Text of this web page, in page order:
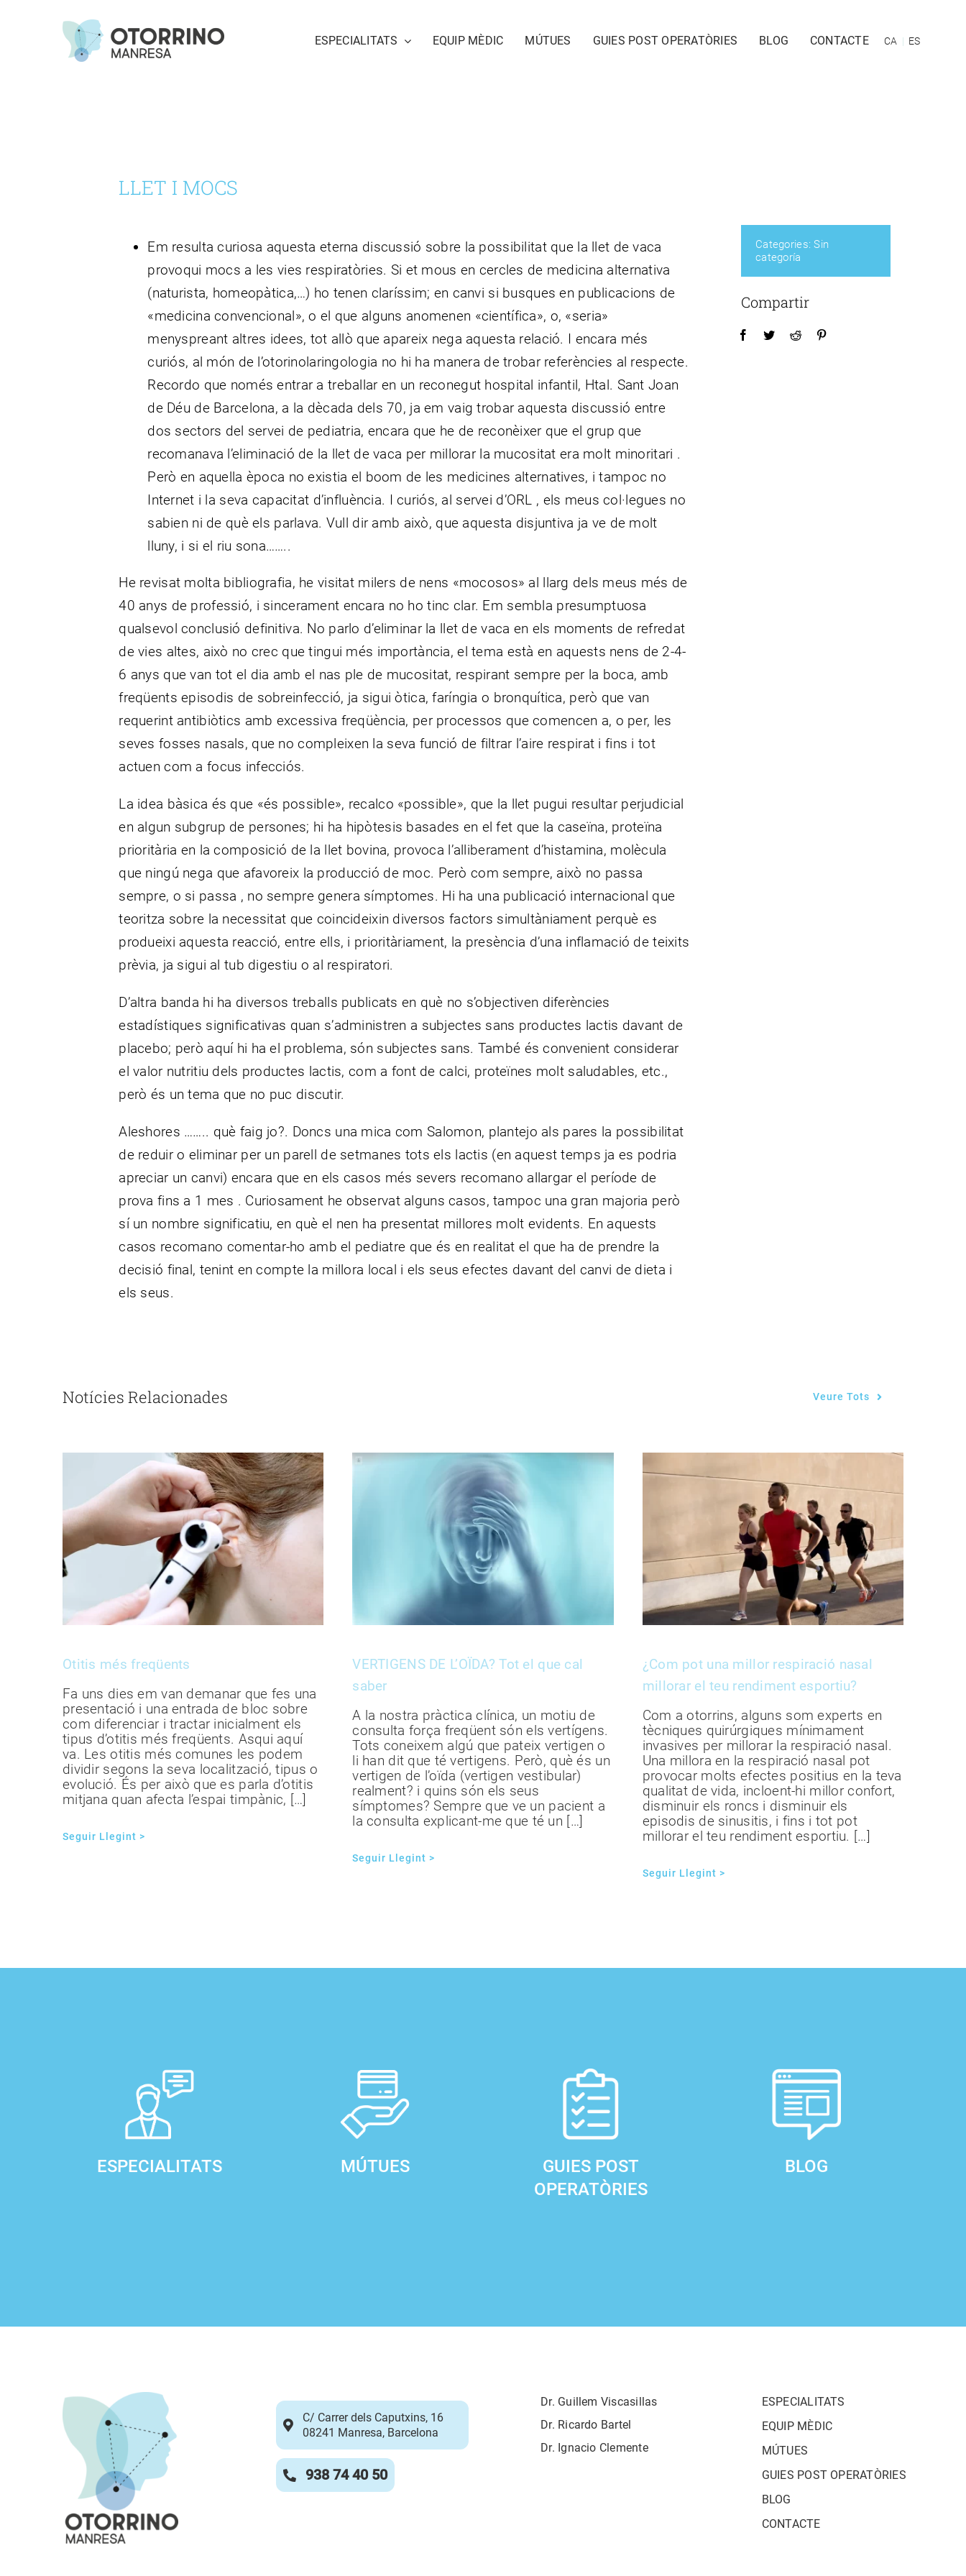
ESPECIALITATS EQUIP MÈDIC MÚTUES GUIES POST OPERATÒRIES BLOG CONTACTE CA ES
LLET I MOCS
Em resulta curiosa aquesta eterna discussió sobre la possibilitat que la llet de vaca
provoqui mocs a les vies respiratòries. Si et mous en cercles de medicina alternativa
(naturista, homeopàtica,…) ho tenen claríssim; en canvi si busques en publicacions de
«medicina convencional», o el que alguns anomenen «científica», o, «seria»
menyspreant altres idees, tot allò que apareix nega aquesta relació. I encara més
curiós, al món de l’otorinolaringologia no hi ha manera de trobar referències al respecte.
Recordo que només entrar a treballar en un reconegut hospital infantil, Htal. Sant Joan
de Déu de Barcelona, a la dècada dels 70, ja em vaig trobar aquesta discussió entre
dos sectors del servei de pediatria, encara que he de reconèixer que el grup que
recomanava l’eliminació de la llet de vaca per millorar la mucositat era molt minoritari .
Però en aquella època no existia el boom de les medicines alternatives, i tampoc no
Internet i la seva capacitat d’influència. I curiós, al servei d’ORL , els meus col·legues no
sabien ni de què els parlava. Vull dir amb això, que aquesta disjuntiva ja ve de molt
lluny, i si el riu sona……..
He revisat molta bibliografia, he visitat milers de nens «mocosos» al llarg dels meus més de
40 anys de professió, i sincerament encara no ho tinc clar. Em sembla presumptuosa
qualsevol conclusió definitiva. No parlo d’eliminar la llet de vaca en els moments de refredat
de vies altes, això no crec que tingui més importància, el tema està en aquests nens de 2-4-
6 anys que van tot el dia amb el nas ple de mucositat, respirant sempre per la boca, amb
freqüents episodis de sobreinfecció, ja sigui òtica, faríngia o bronquítica, però que van
requerint antibiòtics amb excessiva freqüència, per processos que comencen a, o per, les
seves fosses nasals, que no compleixen la seva funció de filtrar l’aire respirat i fins i tot
actuen com a focus infecciós.
La idea bàsica és que «és possible», recalco «possible», que la llet pugui resultar perjudicial
en algun subgrup de persones; hi ha hipòtesis basades en el fet que la caseïna, proteïna
prioritària en la composició de la llet bovina, provoca l’alliberament d’histamina, molècula
que ningú nega que afavoreix la producció de moc. Però com sempre, això no passa
sempre, o si passa , no sempre genera símptomes. Hi ha una publicació internacional que
teoritza sobre la necessitat que coincideixin diversos factors simultàniament perquè es
produeixi aquesta reacció, entre ells, i prioritàriament, la presència d’una inflamació de teixits
prèvia, ja sigui al tub digestiu o al respiratori.
D’altra banda hi ha diversos treballs publicats en què no s’objectiven diferències
estadístiques significativas quan s’administren a subjectes sans productes lactis davant de
placebo; però aquí hi ha el problema, són subjectes sans. També és convenient considerar
el valor nutritiu dels productes lactis, com a font de calci, proteïnes molt saludables, etc.,
però és un tema que no puc discutir.
Aleshores …….. què faig jo?. Doncs una mica com Salomon, plantejo als pares la possibilitat
de reduir o eliminar per un parell de setmanes tots els lactis (en aquest temps ja es podria
apreciar un canvi) encara que en els casos més severs recomano allargar el període de
prova fins a 1 mes . Curiosament he observat alguns casos, tampoc una gran majoria però
sí un nombre significatiu, en què el nen ha presentat millores molt evidents. En aquests
casos recomano comentar-ho amb el pediatre que és en realitat el que ha de prendre la
decisió final, tenint en compte la millora local i els seus efectes davant del canvi de dieta i
els seus.
Categories:Sin
categoría
Compartir
Notícies Relacionades Veure Tots
Otitis més freqüents
Fa uns dies em van demanar que fes una
presentació i una entrada de bloc sobre
com diferenciar i tractar inicialment els
tipus d’otitis més freqüents. Asqui aquí
va. Les otitis més comunes les podem
dividir segons la seva localització, tipus o
evolució. És per això que es parla d’otitis
mitjana quan afecta l’espai timpànic, […]
Seguir Llegint >
VERTIGENS DE L’OÏDA? Tot el que cal
saber
A la nostra pràctica clínica, un motiu de
consulta força freqüent són els vertígens.
Tots coneixem algú que pateix vertigen o
li han dit que té vertigens. Però, què és un
vertigen de l’oïda (vertigen vestibular)
realment? i quins són els seus
símptomes? Sempre que ve un pacient a
la consulta explicant-me que té un […]
Seguir Llegint >
¿Com pot una millor respiració nasal
millorar el teu rendiment esportiu?
Com a otorrins, alguns som experts en
tècniques quirúrgiques mínimament
invasives per millorar la respiració nasal.
Una millora en la respiració nasal pot
provocar molts efectes positius en la teva
qualitat de vida, incloent-hi millor confort,
disminuir els roncs i disminuir els
episodis de sinusitis, i fins i tot pot
millorar el teu rendiment esportiu. […]
Seguir Llegint >
ESPECIALITATS MÚTUES
GUIES POST
OPERATÒRIES
BLOG
C/ Carrer dels Caputxins, 16
08241 Manresa, Barcelona
938 74 40 50
Dr. Guillem Viscasillas
Dr. Ricardo Bartel
Dr. Ignacio Clemente
ESPECIALITATS
EQUIP MÈDIC
MÚTUES
GUIES POST OPERATÒRIES
BLOG
CONTACTE